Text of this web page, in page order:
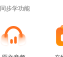
步学功能